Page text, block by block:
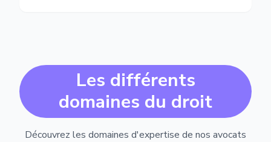
Les différents
domaines du droit
Découvrez les domaines d'expertise de nos avocats